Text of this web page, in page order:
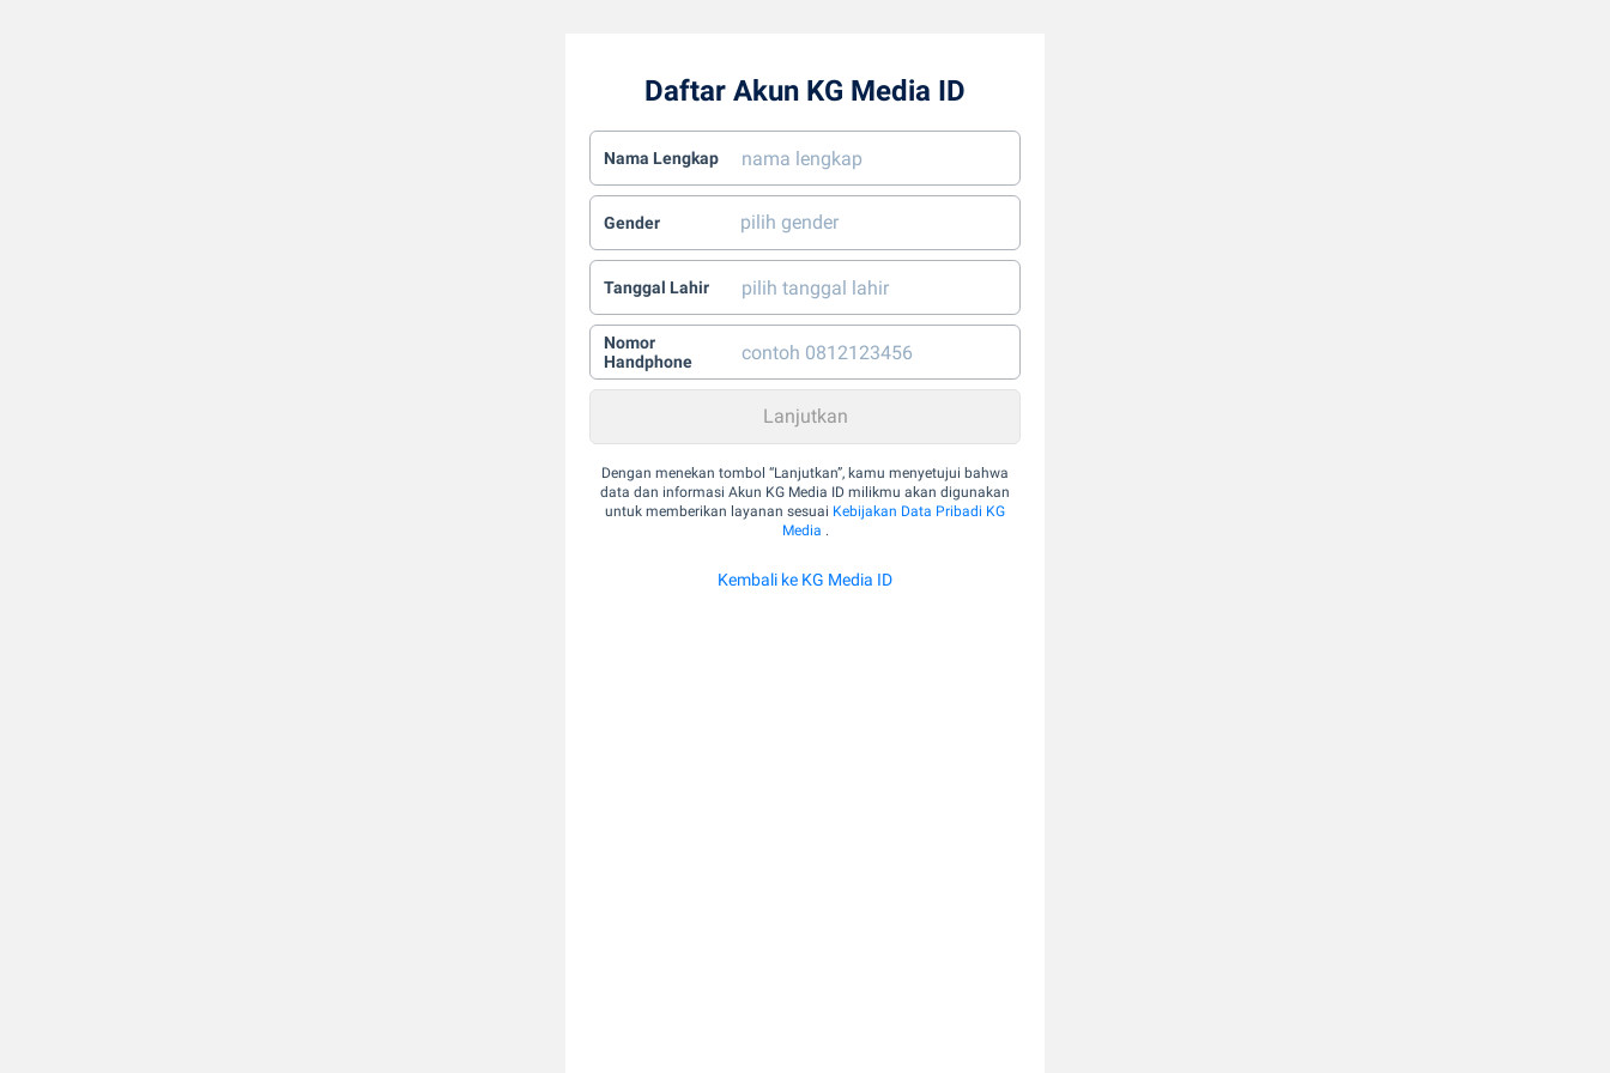
Daftar Akun KG Media ID
Nama Lengkap
Gender
Tanggal Lahir
Nomor
Handphone
Dengan menekan tombol “Lanjutkan”, kamu menyetujui bahwa
data dan informasi Akun KG Media ID milikmu akan digunakan
untuk memberikan layanan sesuai Kebijakan Data Pribadi KG
Media .
Kembali ke KG Media ID